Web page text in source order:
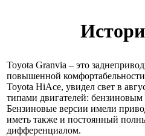
Toyota Granvia – это
повышенной
Toyota HiAce, увидел свет в
типами двигателей:
Бензиновые версии имели
иметь также и постоянный
дифференциалом.